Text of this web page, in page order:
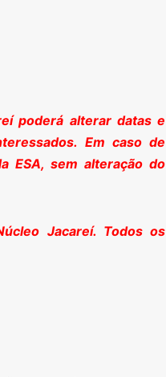
poderá alterar datas e
Em caso de
ESA, sem alteração do
Jacareí. Todos os